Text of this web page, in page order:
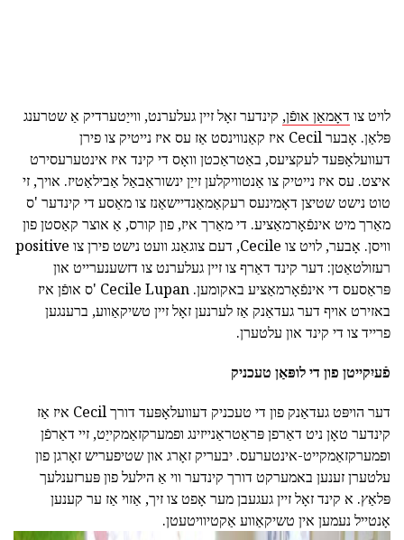
לויט צו דאָמאַן אופֿן, קינדער זאָל זיין געלערנט, ווייַטערדיק אַ שטרענג
פּלאַן. אָבער Cecil איז קאַנווינסט אַז עס איז נייטיק צו פירן
דעוועלאָפּעד לעקציעס, באַטראַכטן וואָס די קינד איז אינטערעסירט
איצט. עס איז נייטיק צו אַנטוויקלען זייַן ינשוראַבאַל אַבילאַטיז. אויך, זי
טוט נישט שטיצן דאָמינעס רעקאַמאַנדיישאַנז צו מאַסע די קינדער 'ס
מאַרך מיט אינפֿאָרמאַציע. די מאַרך איז, פון קורס, אַ אוצר קאַסטן פון
וויסן. אָבער, לויט צו Cecile, דעם צוגאַנג וועט נישט פירן צו positive
רעזולטאַטן: דער קינד דאַרף צו זיין געלערנט צו דזשענערייט און
פּראַסעס די אינפֿאָרמאַציע באקומען. Cecile Lupan 'ס אופֿן איז
באזירט אויף דער געדאַנק אַז לערנען זאָל זיין טשיקאַווע, ברענגען
פרייד צו די קינד און עלטערן.
פֿעיִקייטן פון די לופּאַן טעכניק
דער הויפּט געדאַנק פון די טעכניק דעוועלאָפּעד דורך Cecil איז אַז
קינדער טאָן ניט דאַרפן פּראַטראַנייזינג ופמערקזאַמקייַט, זיי דאַרפֿן
ופמערקזאַמקייט-אינטערעס. יבעריק זאָרג און שטיפעריש זאָרגן פון
עלטערן זענען באמערקט דורך קינדער ווי אַ הילעל פון פּערזענלעך
פּלאַץ. א קינד זאָל זיין געגעבן מער אָפט צו זיך, אַזוי אַז ער קענען
אָנטייל נעמען אין טשיקאַווע אַקטיוויטעטן.